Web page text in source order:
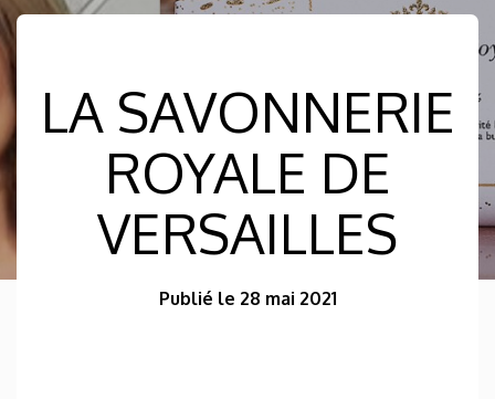
LA SAVONNERIE
ROYALE DE
VERSAILLES
Publié le 28 mai 2021